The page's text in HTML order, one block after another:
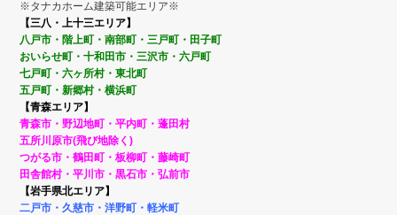
※タナカホーム建築可能エリア※
【三八・上十三エリア】
八戸市・階上町・南部町・三戸町・田子町
おいらせ町・十和田市・三沢市・六戸町
七戸町・六ヶ所村・東北町
五戸町・新郷村・横浜町
【青森エリア】
青森市・野辺地町・平内町・蓬田村
五所川原市(飛び地除く)
つがる市・鶴田町・板柳町・藤崎町
田舎館村・平川市・黒石市・弘前市
【岩手県北エリア】
二戸市・久慈市・洋野町・軽米町